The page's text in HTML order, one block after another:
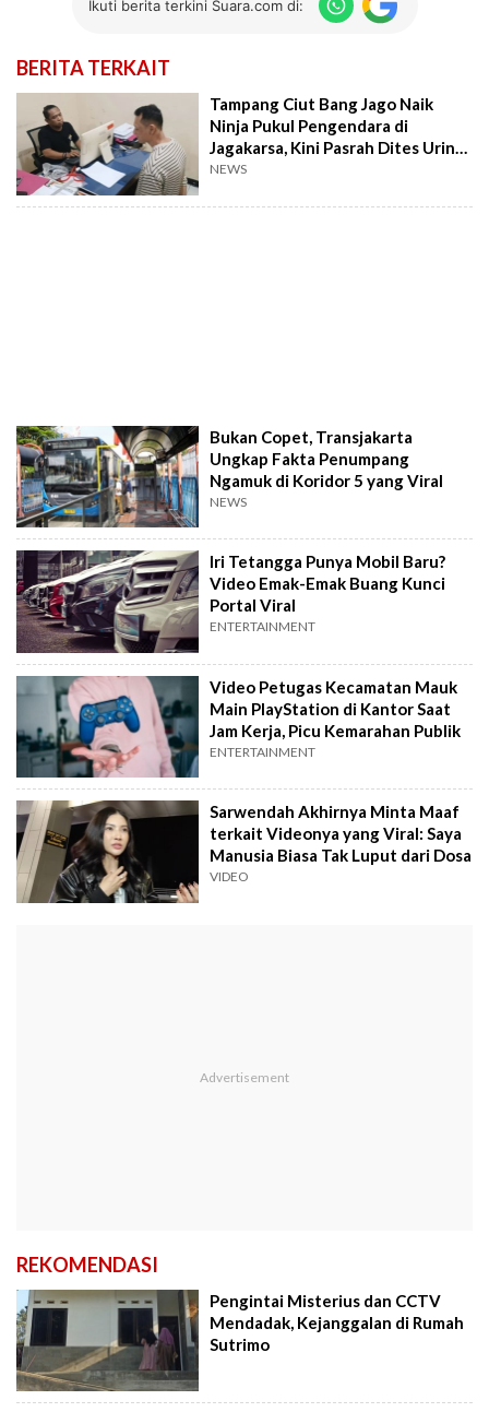
Ikuti berita terkini Suara.com di:
BERITA TERKAIT
Tampang Ciut Bang Jago Naik
Ninja Pukul Pengendara di
Jagakarsa, Kini Pasrah Dites Urine
Polisi
NEWS
Bukan Copet, Transjakarta
Ungkap Fakta Penumpang
Ngamuk di Koridor 5 yang Viral
NEWS
Iri Tetangga Punya Mobil Baru?
Video Emak-Emak Buang Kunci
Portal Viral
ENTERTAINMENT
Video Petugas Kecamatan Mauk
Main PlayStation di Kantor Saat
Jam Kerja, Picu Kemarahan Publik
ENTERTAINMENT
Sarwendah Akhirnya Minta Maaf
terkait Videonya yang Viral: Saya
Manusia Biasa Tak Luput dari Dosa
VIDEO
REKOMENDASI
Pengintai Misterius dan CCTV
Mendadak, Kejanggalan di Rumah
Sutrimo